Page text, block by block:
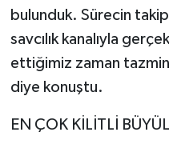
bulunduk. Sürecin
savcılık kanalıyla
ettiğimiz zaman
diye konuştu.
EN ÇOK KİLİTLİ